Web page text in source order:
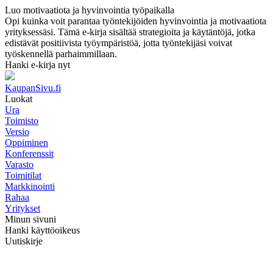
Luo motivaatiota ja hyvinvointia työpaikalla
Opi kuinka voit parantaa työntekijöiden hyvinvointia ja motivaatiota
yrityksessäsi. Tämä e-kirja sisältää strategioita ja käytäntöjä, jotka
edistävät positiivista työympäristöä, jotta työntekijäsi voivat
työskennellä parhaimmillaan.
Hanki e-kirja nyt
KaupanSivu.fi
Luokat
Ura
Toimisto
Versio
Oppiminen
Konferenssit
Varasto
Toimitilat
Markkinointi
Rahaa
Yritykset
Minun sivuni
Hanki käyttöoikeus
Uutiskirje